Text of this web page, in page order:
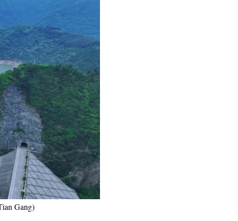
тілі
ไทย
Việt
Gang)